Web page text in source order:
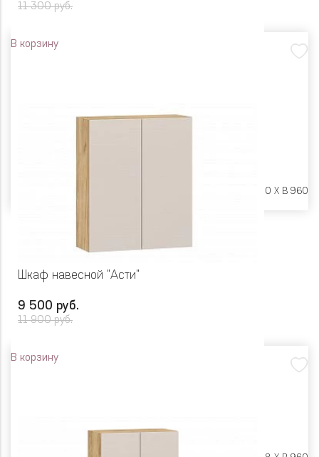
11 300 руб.
В корзину
Ш 600 X Г 600 X В 960
Шкаф навесной "Асти"
9 500 руб.
11 900 руб.
В корзину